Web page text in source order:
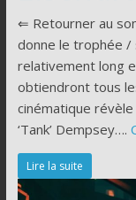
⇐ Retourner au
donne le trophée /
relativement long
obtiendront tous
cinématique
‘Tank’ Dempsey….
Lire la suite